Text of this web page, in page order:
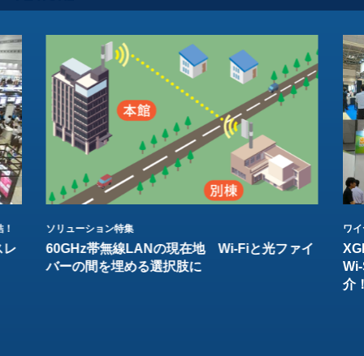
レ
ソリューション特集
60GHz帯無線LANの現在地 Wi-Fiと光ファイ
バーの間を埋める選択肢に
ワ
介